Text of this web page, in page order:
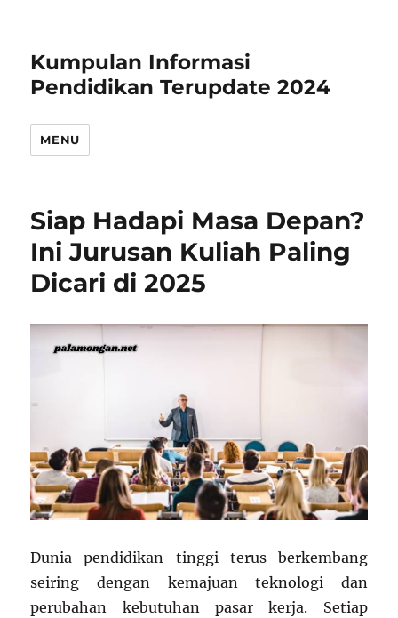
Kumpulan Informasi
Pendidikan Terupdate 2024
MENU
Siap Hadapi Masa Depan?
Ini Jurusan Kuliah Paling
Dicari di 2025
Dunia pendidikan tinggi terus berkembang
seiring dengan kemajuan teknologi dan
perubahan kebutuhan pasar kerja. Setiap